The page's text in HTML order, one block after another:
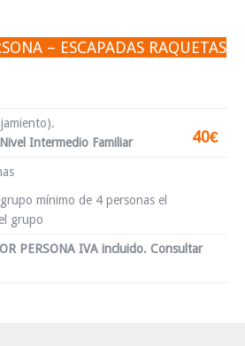
– ESCAPADAS RAQUETAS
Intermedio Familiar
40€
mínimo de 4 personas el
grupo
PERSONA IVA incluido. Consultar